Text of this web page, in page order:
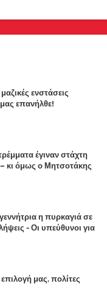
ενστάσεις
επανήλθε!
έγιναν στάχτη
κι όμως ο Μητσοτάκης
του 2023,ενώ 50%
η πυρκαγιά σε
- Οι υπεύθυνοι για
θα
μας, πολίτες